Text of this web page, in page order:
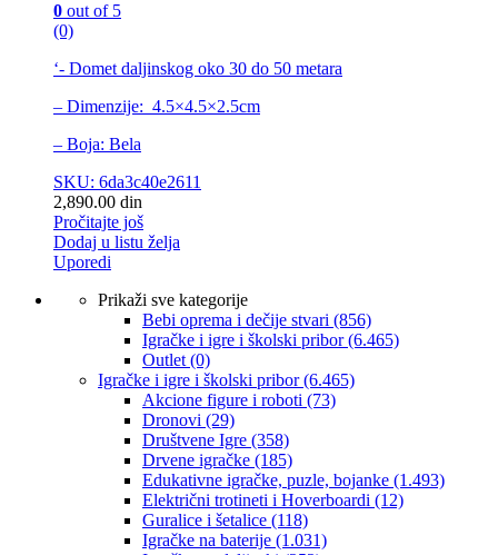
0 out of 5
(0)
‘- Domet daljinskog oko 30 do 50 metara
– Dimenzije: 4.5×4.5×2.5cm
– Boja: Bela
SKU: 6da3c40e2611
2,890.00 din
Pročitajte još
Dodaj u listu želja
Uporedi
Prikaži sve kategorije
Bebi oprema i dečije stvari (856)
Igračke i igre i školski pribor(6.465)
Outlet (0)
Igračke i igre i školski pribor(6.465)
Akcione figure i roboti (73)
Dronovi (29)
Društvene Igre (358)
Drvene igračke (185)
Edukativne igračke, puzle, bojanke (1.493)
Električni trotineti i Hoverboardi (12)
Guralice i šetalice (118)
Igračke na baterije (1.031)